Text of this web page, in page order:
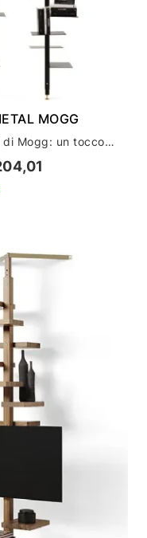
MOGG
Scopri la libreria Adelaide Metal di Mogg: un tocco di stile per l'arredamento della tua casa